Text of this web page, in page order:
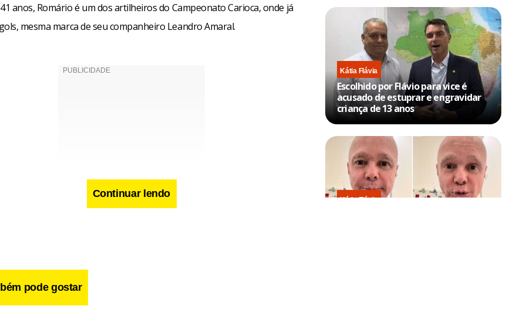
anos, Romário é um dos artilheiros do Campeonato Carioca, onde já
mesma marca de seu companheiro Leandro Amaral.
LinkedIn
Twitter
X
Continuar lendo
pode gostar
Kátia Flávia
Escolhido por Flávio para vice é
acusado de estuprar e engravidar
criança de 13 anos
Kátia Flávia